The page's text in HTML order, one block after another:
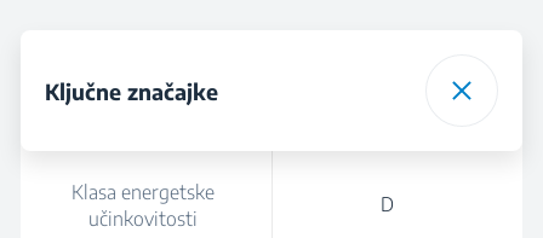
Ključne značajke
Klasa energetske
učinkovitosti
D